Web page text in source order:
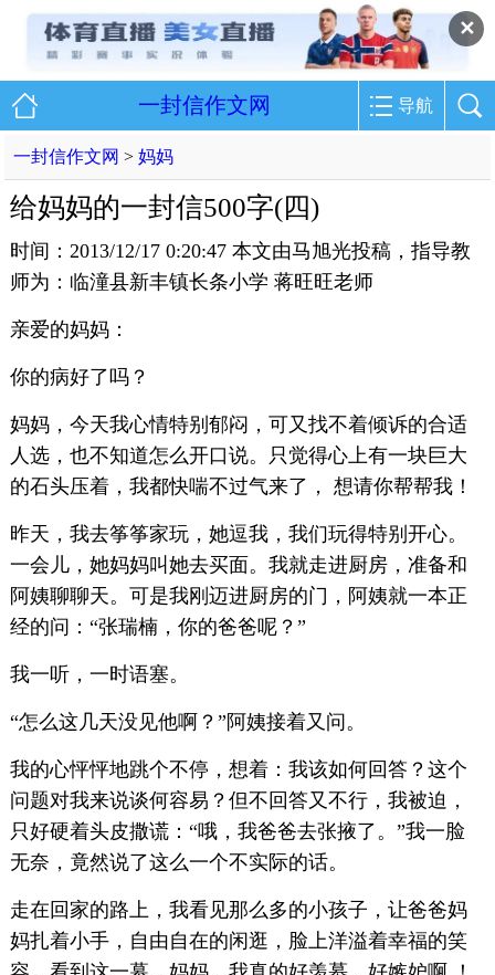
✕
一封信作文网 导航
一封信作文网 >妈妈
给妈妈的一封信500字(四)
时间：2013/12/17 0:20:47 本文由马旭光投稿，指导教
师为：临潼县新丰镇长条小学 蒋旺旺老师
亲爱的妈妈：
你的病好了吗？
妈妈，今天我心情特别郁闷，可又找不着倾诉的合适
人选，也不知道怎么开口说。只觉得心上有一块巨大
的石头压着，我都快喘不过气来了， 想请你帮帮我！
昨天，我去筝筝家玩，她逗我，我们玩得特别开心。
一会儿，她妈妈叫她去买面。我就走进厨房，准备和
阿姨聊聊天。可是我刚迈进厨房的门，阿姨就一本正
经的问：“张瑞楠，你的爸爸呢？”
我一听，一时语塞。
“怎么这几天没见他啊？”阿姨接着又问。
我的心怦怦地跳个不停，想着：我该如何回答？这个
问题对我来说谈何容易？但不回答又不行，我被迫，
只好硬着头皮撒谎：“哦，我爸爸去张掖了。”我一脸
无奈，竟然说了这么一个不实际的话。
走在回家的路上，我看见那么多的小孩子，让爸爸妈
妈扎着小手，自由自在的闲逛，脸上洋溢着幸福的笑